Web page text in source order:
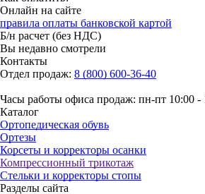
Онлайн на сайте
правила оплаты банковской картой
Б/н расчет (без НДС)
Вы недавно смотрели
Контакты
Отдел продаж: 8 (800) 600-36-40
Часы работы офиса продаж: пн-пт 10:00 -
Каталог
Ортопедическая обувь
Ортезы
Корсеты и корректоры осанки
Компрессионный трикотаж
Стельки и корректоры стопы
Разделы сайта